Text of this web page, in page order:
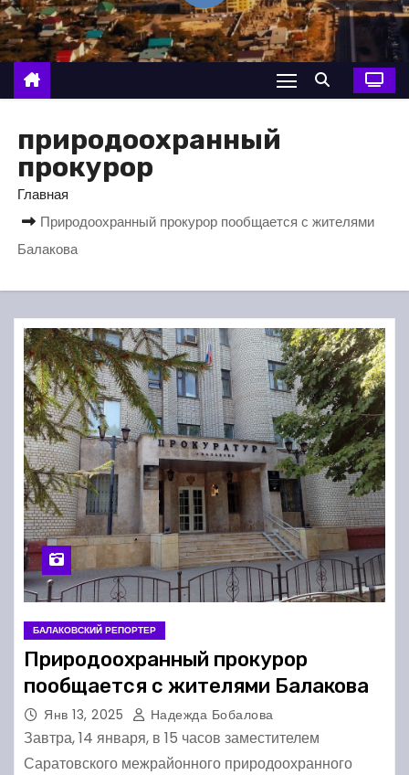
о
м
у
природоохранный
прокурор
Главная
Природоохранный прокурор пообщается с жителями
Балакова
БАЛАКОВСКИЙ РЕПОРТЕР
Природоохранный прокурор
пообщается с жителями Балакова
Янв 13, 2025 Надежда Бобалова
Завтра, 14 января, в 15 часов заместителем
Саратовского межрайонного природоохранного